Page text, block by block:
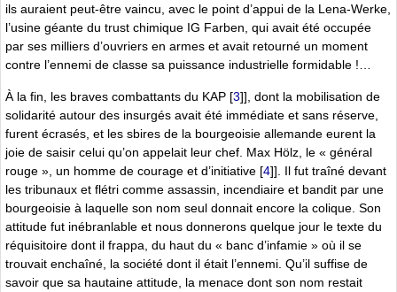
ils auraient peut-être vaincu, avec le point d’appui de la Lena-Werke,
l’usine géante du trust chimique IG Farben, qui avait été occupée
par ses milliers d’ouvriers en armes et avait retourné un moment
contre l’ennemi de classe sa puissance industrielle formidable !…
À la fin, les braves combattants du KAP [3]], dont la mobilisation de
solidarité autour des insurgés avait été immédiate et sans réserve,
furent écrasés, et les sbires de la bourgeoisie allemande eurent la
joie de saisir celui qu’on appelait leur chef. Max Hölz, le « général
rouge », un homme de courage et d’initiative [4]]. Il fut traîné devant
les tribunaux et flétri comme assassin, incendiaire et bandit par une
bourgeoisie à laquelle son nom seul donnait encore la colique. Son
attitude fut inébranlable et nous donnerons quelque jour le texte du
réquisitoire dont il frappa, du haut du « banc d’infamie » où il se
trouvait enchaîné, la société dont il était l’ennemi. Qu’il suffise de
savoir que sa hautaine attitude, la menace dont son nom restait